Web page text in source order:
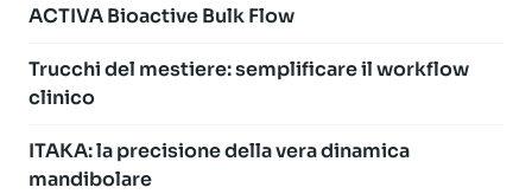
ACTIVA Bioactive Bulk Flow
Trucchi del mestiere: semplificare il workflow
clinico
ITAKA: la precisione della vera dinamica
mandibolare